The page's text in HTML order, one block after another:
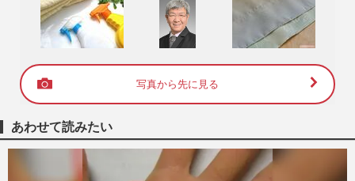
写真から先に見る
あわせて読みたい